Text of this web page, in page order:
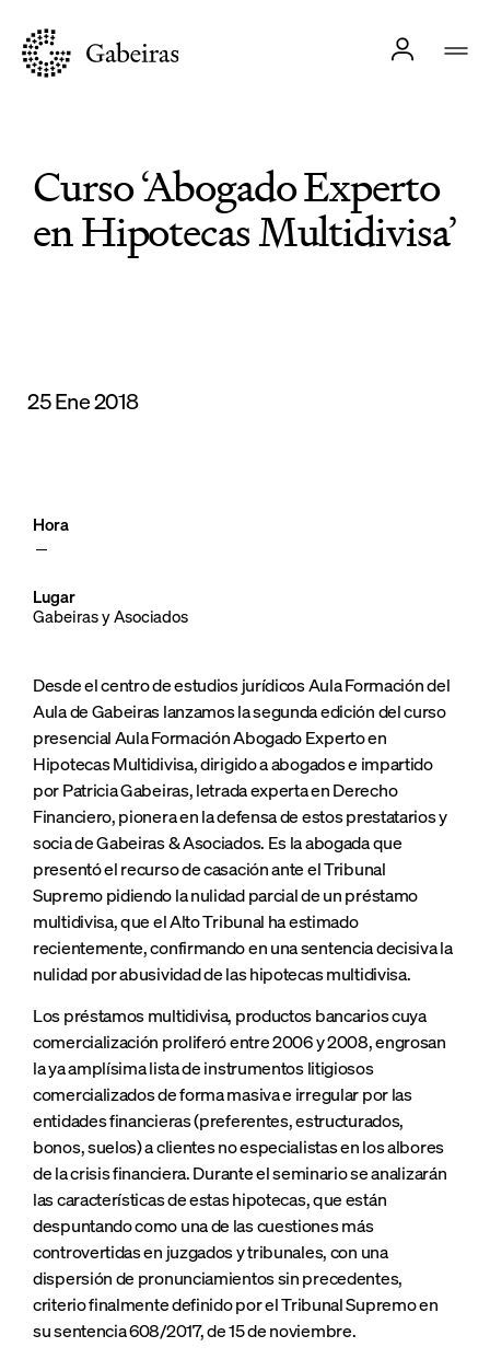
Curso ‘Abogado Experto
en Hipotecas Multidivisa’
25 Ene 2018
Hora
Lugar
Gabeiras y Asociados
Desde el centro de estudios jurídicos Aula Formación del
Aula de Gabeiras lanzamos la segunda edición del curso
presencial Aula Formación Abogado Experto en
Hipotecas Multidivisa, dirigido a abogados e impartido
por Patricia Gabeiras, letrada experta en Derecho
Financiero, pionera en la defensa de estos prestatarios y
socia de Gabeiras & Asociados. Es la abogada que
presentó el recurso de casación ante el Tribunal
Supremo pidiendo la nulidad parcial de un préstamo
multidivisa, que el Alto Tribunal ha estimado
recientemente, confirmando en una sentencia decisiva la
nulidad por abusividad de las hipotecas multidivisa.
Los préstamos multidivisa, productos bancarios cuya
comercialización proliferó entre 2006 y 2008, engrosan
la ya amplísima lista de instrumentos litigiosos
comercializados de forma masiva e irregular por las
entidades financieras (preferentes, estructurados,
bonos, suelos) a clientes no especialistas en los albores
de la crisis financiera. Durante el seminario se analizarán
las características de estas hipotecas, que están
despuntando como una de las cuestiones más
controvertidas en juzgados y tribunales, con una
dispersión de pronunciamientos sin precedentes,
criterio finalmente definido por el Tribunal Supremo en
su sentencia 608/2017, de 15 de noviembre.